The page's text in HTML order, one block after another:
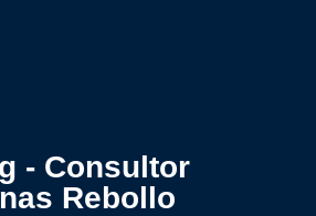
- Consultor
Rebollo